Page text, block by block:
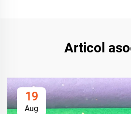
Articol
19
Aug